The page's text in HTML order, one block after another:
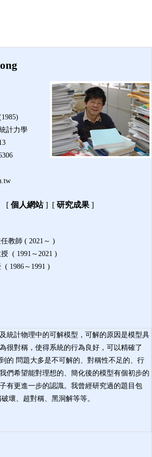
計力學
[ 個人網站 ] [ 研究成果 ]
教師 ( 2021～ )
( 1991～2021 )
( 1986～1991 )
統計物理中的可解模型，可解的原因是模型具
很對稱，使得系統的行為良好，可以精確了
的 問題大多是不可解的、對稱性不足的、行
們希望能對理想的、簡化後的模型有個初步的
有更進一步的認識。我曾經研究過的題目包
壞、超對稱、黑洞解等等。